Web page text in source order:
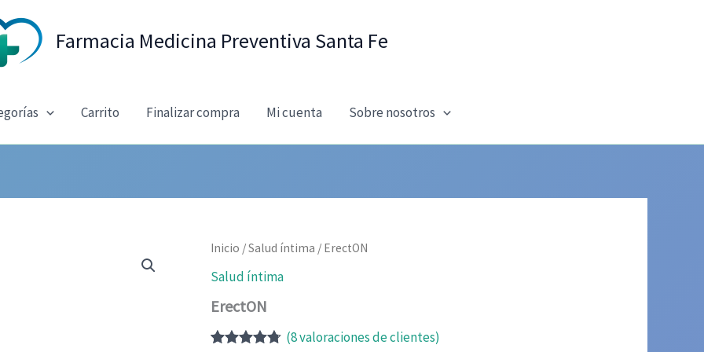
Farmacia Medicina Preventiva Santa Fe
Carrito Finalizar compra Mi cuenta Sobre nosotros
Inicio /Salud íntima / ErectON
Salud íntima
ErectON
(8valoraciones de clientes)